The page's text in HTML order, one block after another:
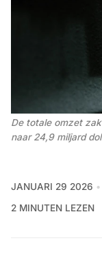
De totale omzet
naar 24,9 miljard
JANUARI 29 2026
2 MINUTEN LEZEN